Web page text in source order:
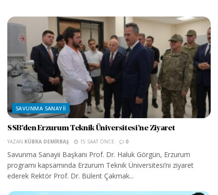
SAVUNMA SANAYII
SSB’den Erzurum Teknik Üniversitesi’ne Ziyaret
YAZAN KÜBRA DEMIRBAŞ 15 SAAT ÖNCE 0
Savunma Sanayii Başkanı Prof. Dr. Haluk Görgün, Erzurum
programı kapsamında Erzurum Teknik Üniversitesi’ni ziyaret
ederek Rektör Prof. Dr. Bülent Çakmak...